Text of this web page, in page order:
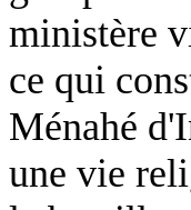
ministère
ce qui
Ménahé
une vie